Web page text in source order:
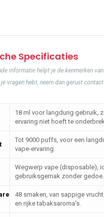
Specificaties
informatie helpt je de kenmerken
vragen hebt, neem dan gerust
18 ml voor langdurig gebruik,
ervaring niet hoeft te
Tot 9000 puffs, voor een
vape-ervaring.
Wegwerp vape (disposable),
gebruiksgemak zonder gedoe.
48 smaken, van sappige
en rijke tabaksaroma's.